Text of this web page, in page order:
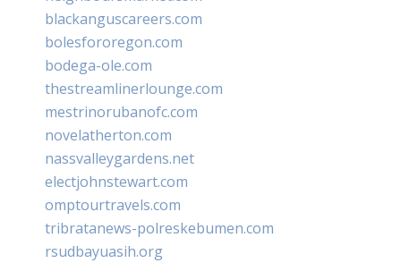
blackanguscareers.com
bolesfororegon.com
bodega-ole.com
thestreamlinerlounge.com
mestrinorubanofc.com
novelatherton.com
nassvalleygardens.net
electjohnstewart.com
omptourtravels.com
tribratanews-polreskebumen.com
rsudbayuasih.org